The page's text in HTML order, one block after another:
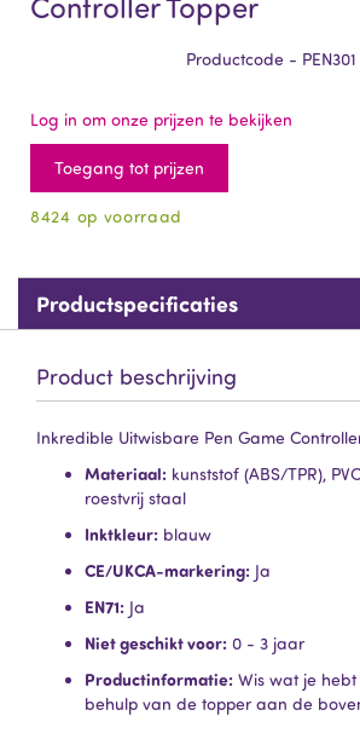
Productcode - PEN301
Log in om onze prijzen te bekijken
Toegang tot prijzen
8424 op voorraad
Productspecificaties
Product beschrijving
Inkredible Uitwisbare Pen Game
Materiaal: kunststof (ABS/TPR),
roestvrij staal
Inktkleur: blauw
CE/UKCA-markering: Ja
EN71: Ja
Niet geschikt voor: 0 - 3 jaar
Productinformatie: Wis wat je
behulp van de topper aan de